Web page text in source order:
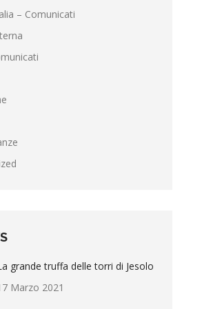
– Comunicati
grande truffa delle torri di Jesolo
Marzo 2021